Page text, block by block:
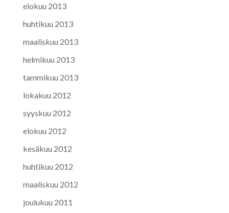
elokuu 2013
huhtikuu 2013
maaliskuu 2013
helmikuu 2013
tammikuu 2013
lokakuu 2012
syyskuu 2012
elokuu 2012
kesäkuu 2012
huhtikuu 2012
maaliskuu 2012
joulukuu 2011